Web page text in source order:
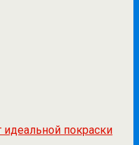
идеальной покраски